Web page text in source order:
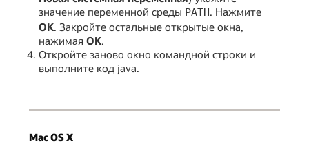
значение переменной среды PATH. Нажмите
ОК. Закройте остальные открытые окна,
нажимая ОК.
Откройте заново окно командной строки и
выполните код java.
Mac OS X